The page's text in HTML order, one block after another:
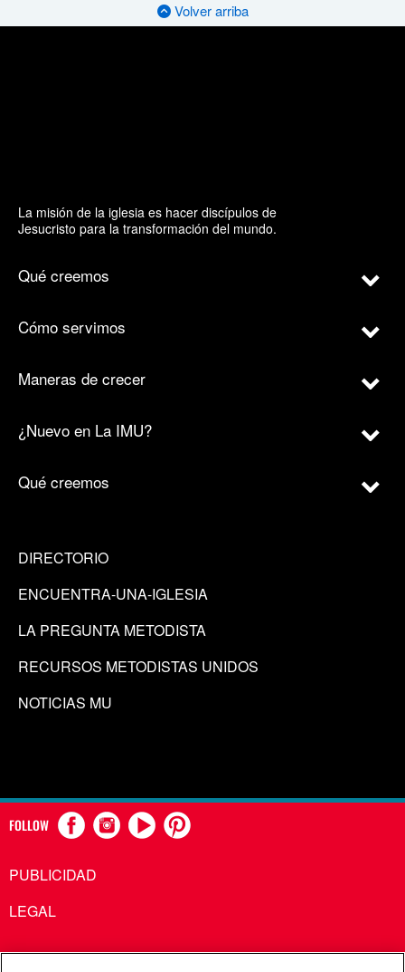
Volver arriba
La misión de la iglesia es hacer discípulos de
Jesucristo para la transformación del mundo.
Qué creemos
Cómo servimos
Maneras de crecer
¿Nuevo en La IMU?
Qué creemos
DIRECTORIO
ENCUENTRA-UNA-IGLESIA
LA PREGUNTA METODISTA
RECURSOS METODISTAS UNIDOS
NOTICIAS MU
FOLLOW
PUBLICIDAD
LEGAL